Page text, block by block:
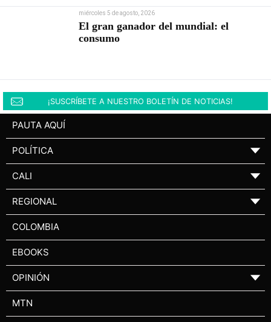
miércoles 5 de agosto, 2026
El gran ganador del mundial: el
consumo
¡SUSCRÍBETE A NUESTRO BOLETÍN DE NOTICIAS!
PAUTA AQUÍ
POLÍTICA ▼
CALI ▼
REGIONAL ▼
COLOMBIA
EBOOKS
OPINIÓN ▼
MTN